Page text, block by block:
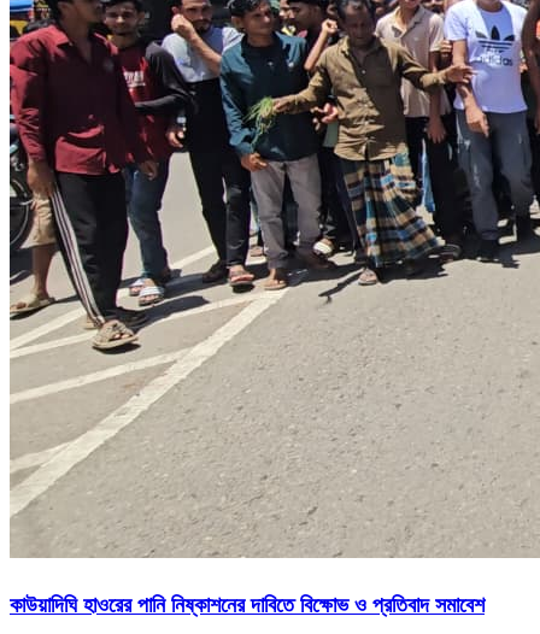
কাউয়াদিঘি হাওরের পানি নিষ্কাশনের দাবিতে বিক্ষোভ ও প্রতিবাদ সমাবেশ